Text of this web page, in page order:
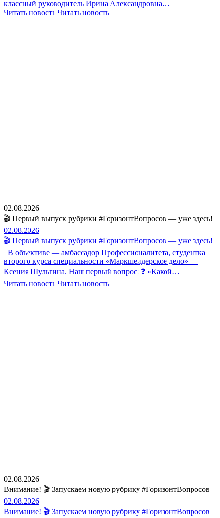
классный руководитель Ирина Александровна…
Читать новость Читать новость
02.08.2026
🎬 Первый выпуск рубрики #ГоризонтВопросов — уже здесь!
02.08.2026
🎬 Первый выпуск рубрики #ГоризонтВопросов — уже здесь!
В объективе — амбассадор Профессионалитета, студентка
второго курса специальности «Маркшейдерское дело» —
Ксения Шульгина. Наш первый вопрос: ❓ «Какой…
Читать новость Читать новость
02.08.2026
Внимание! 🎬 Запускаем новую рубрику #ГоризонтВопросов
02.08.2026
Внимание! 🎬 Запускаем новую рубрику #ГоризонтВопросов